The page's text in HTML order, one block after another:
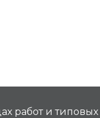
работ и типовых